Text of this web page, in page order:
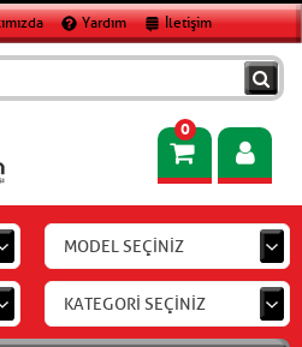
Yardım İletişim
0
MODEL SEÇİNİZ
KATEGORİ SEÇİNİZ